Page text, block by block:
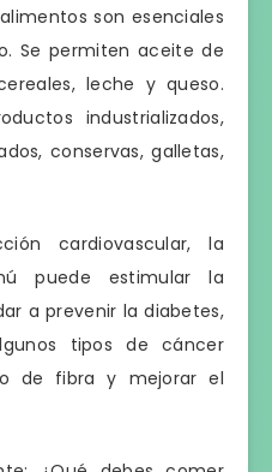
son esenciales
Se permiten aceite de
leche y queso.
industrializados,
conservas, galletas,
cardiovascular, la
puede estimular la
a prevenir la diabetes,
tipos de cáncer
de fibra y mejorar el